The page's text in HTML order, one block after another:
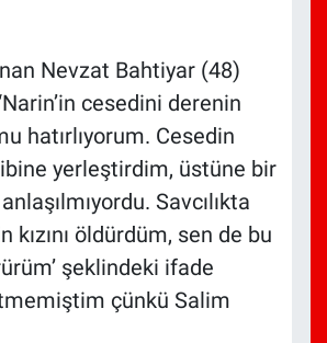
Nevzat Bahtiyar (48)
cesedini derenin
hatırlıyorum. Cesedin
yerleştirdim, üstüne bir
Savcılıkta
öldürdüm, sen de bu
şeklindeki ifade
çünkü Salim